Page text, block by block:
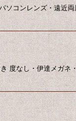
コンレンズ・遠近
なし・伊達メガネ